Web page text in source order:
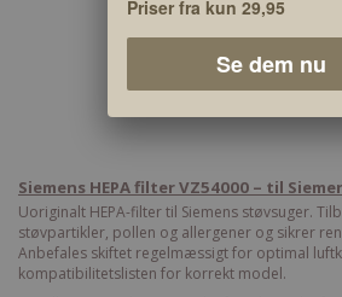
Siemens HEPA filter VZ54000 – til
Uoriginalt HEPA-filter til Siemens støvsuger.
støvpartikler, pollen og allergener og sikrer
Anbefales skiftet regelmæssigt for optimal
kompatibilitetslisten for korrekt model.
Priser fra kun 29,95
Se dem nu